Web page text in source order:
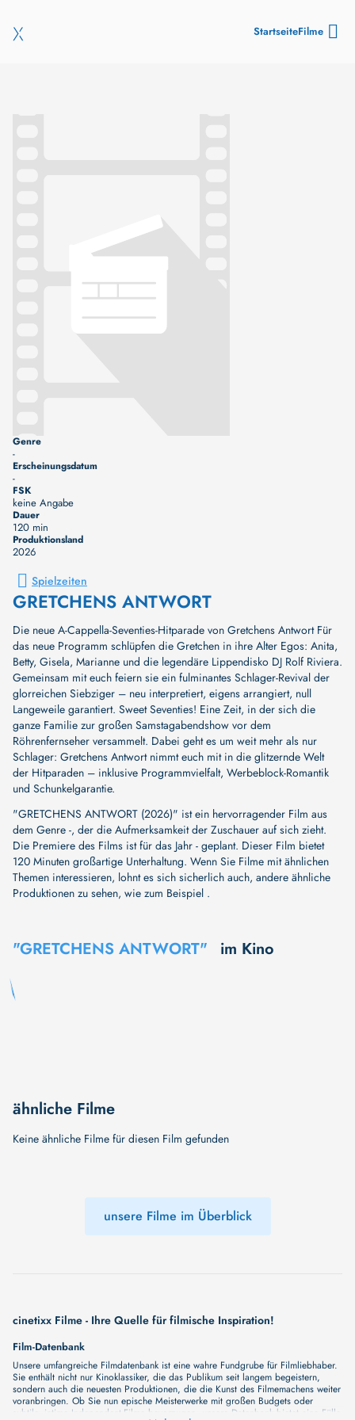
StartseiteFilme
Genre
-
Erscheinungsdatum
-
FSK
keine Angabe
Dauer
120 min
Produktionsland
2026
Spielzeiten
GRETCHENS ANTWORT
Die neue A-Cappella-Seventies-Hitparade von Gretchens Antwort Für
das neue Programm schlüpfen die Gretchen in ihre Alter Egos: Anita,
Betty, Gisela, Marianne und die legendäre Lippendisko DJ Rolf Riviera.
Gemeinsam mit euch feiern sie ein fulminantes Schlager-Revival der
glorreichen Siebziger – neu interpretiert, eigens arrangiert, null
Langeweile garantiert. Sweet Seventies! Eine Zeit, in der sich die
ganze Familie zur großen Samstagabendshow vor dem
Röhrenfernseher versammelt. Dabei geht es um weit mehr als nur
Schlager: Gretchens Antwort nimmt euch mit in die glitzernde Welt
der Hitparaden – inklusive Programmvielfalt, Werbeblock-Romantik
und Schunkelgarantie.
"GRETCHENS ANTWORT (2026)" ist ein hervorragender Film aus
dem Genre -, der die Aufmerksamkeit der Zuschauer auf sich zieht.
Die Premiere des Films ist für das Jahr - geplant. Dieser Film bietet
120 Minuten großartige Unterhaltung. Wenn Sie Filme mit ähnlichen
Themen interessieren, lohnt es sich sicherlich auch, andere ähnliche
Produktionen zu sehen, wie zum Beispiel .
"GRETCHENS ANTWORT" im Kino
ähnliche Filme
Keine ähnliche Filme für diesen Film gefunden
unsere Filme im Überblick
cinetixx Filme - Ihre Quelle für filmische Inspiration!
Film-Datenbank
Unsere umfangreiche Filmdatenbank ist eine wahre Fundgrube für Filmliebhaber.
Sie enthält nicht nur Kinoklassiker, die das Publikum seit langem begeistern,
sondern auch die neuesten Produktionen, die die Kunst des Filmemachens weiter
voranbringen. Ob Sie nun epische Meisterwerke mit großen Budgets oder
subtile, intime Independent-Filme bevorzugen, unsere Datenbank bietet eine Fülle